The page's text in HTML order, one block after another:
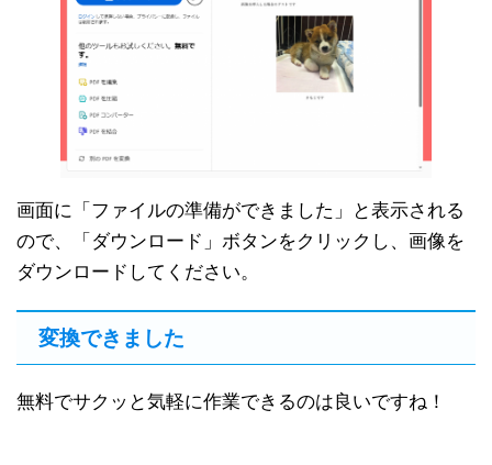
画面に「ファイルの準備ができました」と表示される
ので、「ダウンロード」ボタンをクリックし、画像を
ダウンロードしてください。
変換できました
無料でサクッと気軽に作業できるのは良いですね！